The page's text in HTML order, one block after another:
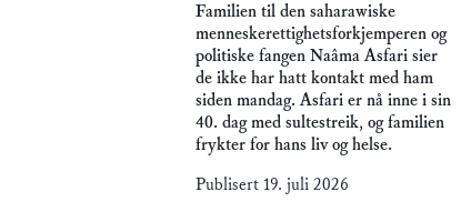
Familien til den saharawiske
menneskerettighetsforkjemperen og
politiske fangen Naâma Asfari sier
de ikke har hatt kontakt med ham
siden mandag. Asfari er nå inne i sin
40. dag med sultestreik, og familien
frykter for hans liv og helse.
Publisert 19. juli 2026